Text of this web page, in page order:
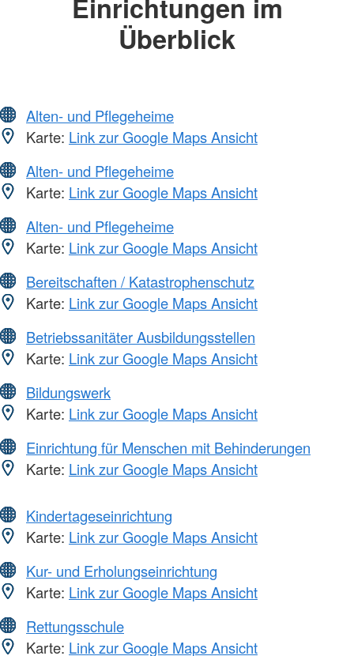
Einrichtungen im
Überblick
Alten- und Pflegeheime
Karte: Link zur Google Maps Ansicht
Alten- und Pflegeheime
Karte: Link zur Google Maps Ansicht
Alten- und Pflegeheime
Karte: Link zur Google Maps Ansicht
Bereitschaften / Katastrophenschutz
Karte: Link zur Google Maps Ansicht
Betriebssanitäter Ausbildungsstellen
Karte: Link zur Google Maps Ansicht
Bildungswerk
Karte: Link zur Google Maps Ansicht
Einrichtung für Menschen mit Behinderungen
Karte: Link zur Google Maps Ansicht
Kindertageseinrichtung
Karte: Link zur Google Maps Ansicht
Kur- und Erholungseinrichtung
Karte: Link zur Google Maps Ansicht
Rettungsschule
Karte: Link zur Google Maps Ansicht